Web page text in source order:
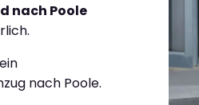
nach Poole
nach Poole.